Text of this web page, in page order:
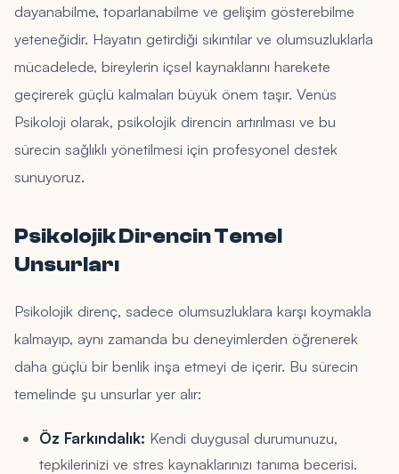
dayanabilme, toparlanabilme ve gelişim gösterebilme
yeteneğidir. Hayatın getirdiği sıkıntılar ve olumsuzluklarla
mücadelede, bireylerin içsel kaynaklarını harekete
geçirerek güçlü kalmaları büyük önem taşır. Venüs
Psikoloji olarak, psikolojik direncin artırılması ve bu
sürecin sağlıklı yönetilmesi için profesyonel destek
sunuyoruz.
Psikolojik Direncin Temel
Unsurları
Psikolojik direnç, sadece olumsuzluklara karşı koymakla
kalmayıp, aynı zamanda bu deneyimlerden öğrenerek
daha güçlü bir benlik inşa etmeyi de içerir. Bu sürecin
temelinde şu unsurlar yer alır:
Öz Farkındalık: Kendi duygusal durumunuzu,
tepkilerinizi ve stres kaynaklarınızı tanıma becerisi.